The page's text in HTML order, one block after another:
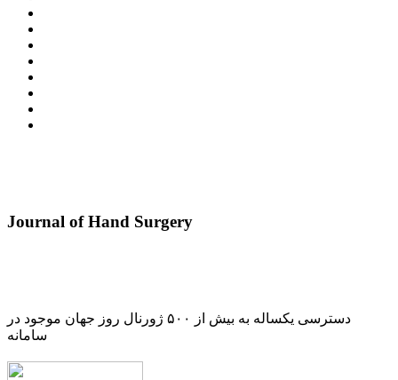
Journal of Hand Surgery
دسترسی یکساله به بیش از ۵۰۰ ژورنال روز جهان موجود در
سامانه